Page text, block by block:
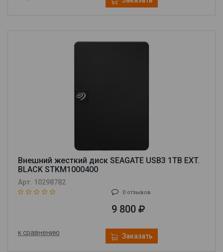
Внешний жесткий диск SEAGATE USB3 1TB EXT.
BLACK STKM1000400
Арт. 10298782
0 отзывов
9 800
к сравнению Заказать